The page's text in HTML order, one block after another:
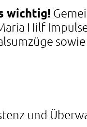
wichtig!
Hilf
und